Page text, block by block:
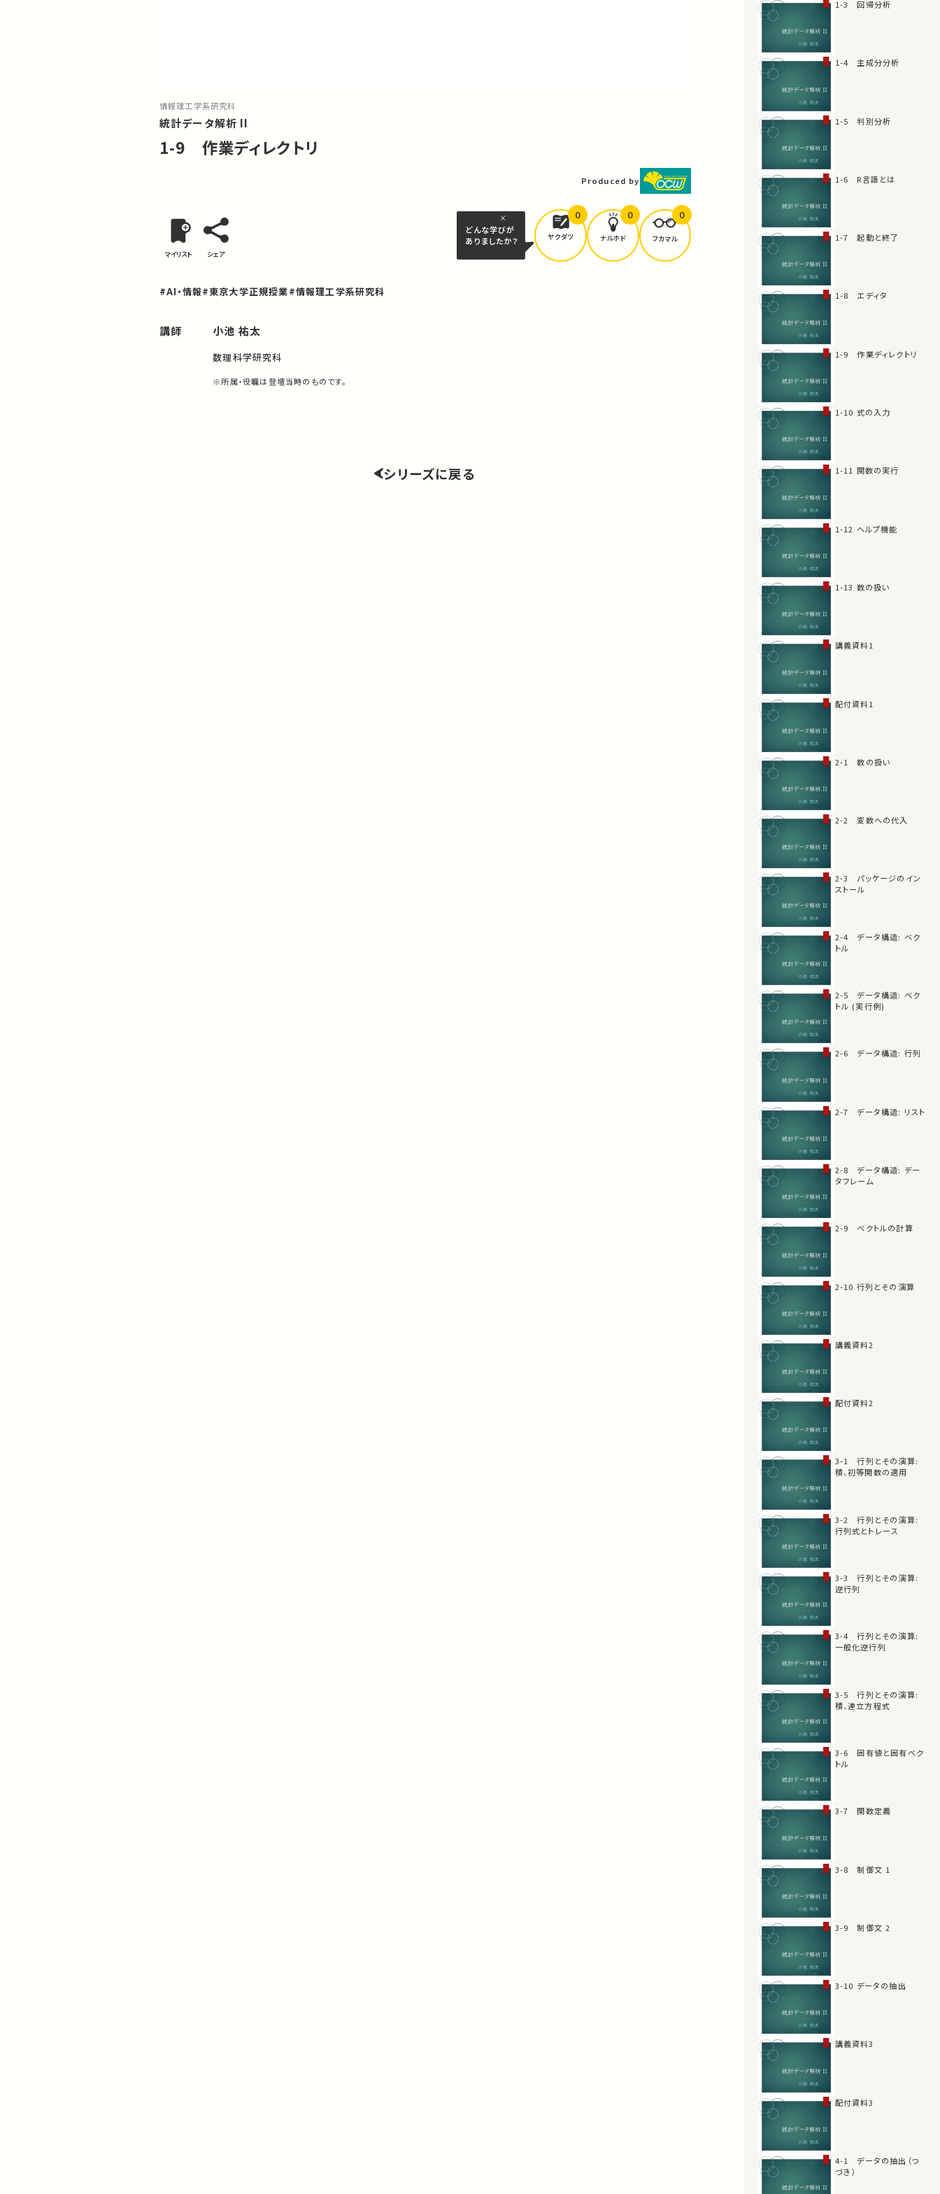
情報理工学系研究科
統計データ解析 II
1-9 作業ディレクトリ
Produced by
マイリスト シェア
どんな学びが
ありましたか？
ヤクダツ
0
ナルホド
0
フカマル
0
#AI・情報#東京大学正規授業#情報理工学系研究科
講師 小池 祐太
数理科学研究科
※所属・役職は登壇当時のものです。
シリーズに戻る
1-3 回帰分析
1-4 主成分分析
1-5 判別分析
1-6 R言語とは
1-7 起動と終了
1-8 エディタ
1-9 作業ディレクトリ
1-10 式の入力
1-11 関数の実行
1-12 ヘルプ機能
1-13 数の扱い
講義資料1
配付資料1
2-1 数の扱い
2-2 変数への代入
2-3 パッケージのイン
ストール
2-4 データ構造: ベク
トル
2-5 データ構造: ベク
トル (実行例)
2-6 データ構造: 行列
2-7 データ構造: リスト
2-8 データ構造: デー
タフレーム
2-9 ベクトルの計算
2-10 行列とその演算
講義資料2
配付資料2
3-1 行列とその演算:
積、初等関数の適用
3-2 行列とその演算:
行列式とトレース
3-3 行列とその演算:
逆行列
3-4 行列とその演算:
一般化逆行列
3-5 行列とその演算:
積、連立方程式
3-6 固有値と固有ベク
トル
3-7 関数定義
3-8 制御文 1
3-9 制御文 2
3-10 データの抽出
講義資料3
配付資料3
4-1 データの抽出（つ
づき）